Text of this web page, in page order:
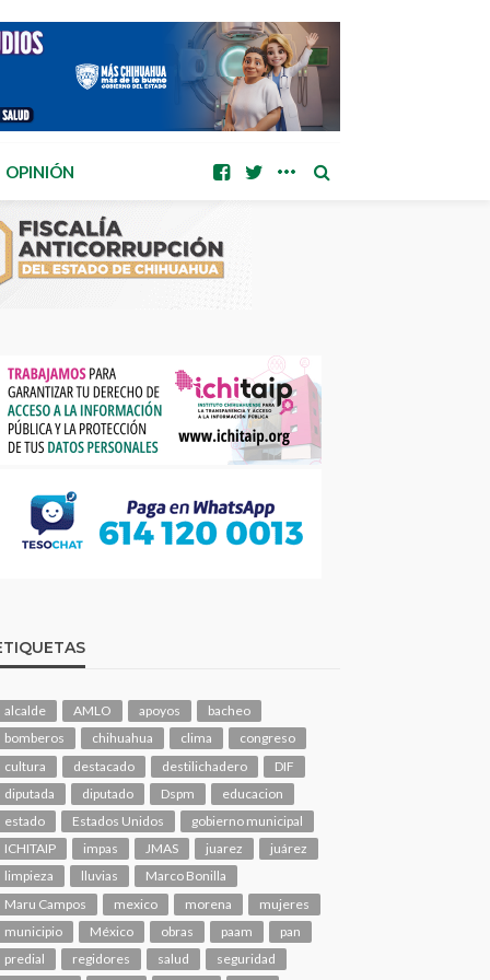
OPINIÓN
alcalde AMLO apoyos
bacheo
bomberos
chihuahua clima
congreso
cultura
destacado destilichadero
DIF
diputada
diputado Dspm
educacion
estado
Estados Unidos
gobierno municipal
ICHITAIP
impas JMAS juarez
juárez
limpieza
lluvias
Marco Bonilla
Maru Campos
mexico morena
mujeres
municipio
México obras paam
pan
predial
regidores salud
seguridad